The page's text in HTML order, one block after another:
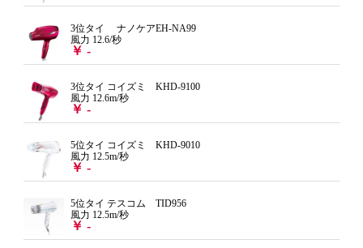
3位タイ ナノケアEH-NA99
風力 12.6/秒
￥ -
3位タイ コイズミ KHD-9100
風力 12.6m/秒
￥ -
5位タイ コイズミ KHD-9010
風力 12.5m/秒
￥ -
5位タイ テスコム TID956
風力 12.5m/秒
￥ -